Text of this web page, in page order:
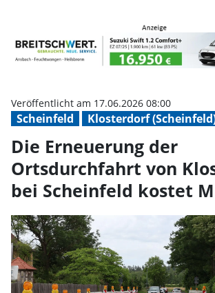
Scheinfeld Klosterdorf
Veröffentlicht am 17.06.2026 08:00
Die Erneuerung der
Ortsdurchfahrt von
bei Scheinfeld kostet